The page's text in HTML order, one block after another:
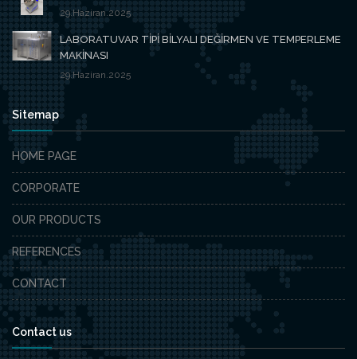
29.Haziran.2025
LABORATUVAR TİPİ BİLYALI DEĞİRMEN VE TEMPERLEME
MAKİNASI
29.Haziran.2025
Sitemap
HOME PAGE
CORPORATE
OUR PRODUCTS
REFERENCES
CONTACT
Contact us